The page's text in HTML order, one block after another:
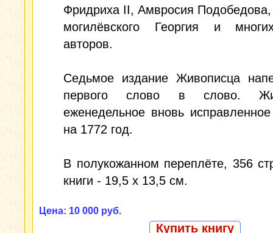
Фридриха II, Амвросия Подобедова,
могилёвского Георгия и
авторов.
Седьмое издание Живописца
первого слово в слово.
еженедельное вновь
на 1772 год.
В полукожанном переплёте, 356
книги - 19,5 х 13,5 см.
Цена: 10 000 руб.
Купить книгу